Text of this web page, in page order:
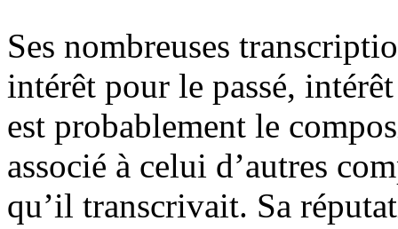
Ses nombreuses
intérêt pour le passé,
est probablement le
associé à celui d’autres
qu’il transcrivait. Sa